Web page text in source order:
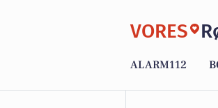
VORES
ALARM112